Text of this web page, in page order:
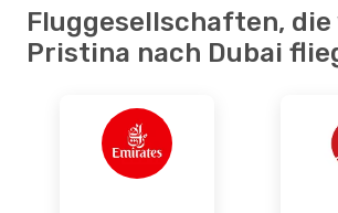
1 Zwischenstopp
DXB- PRN
1 Zwischenstopp
- DXB
Pegasus Airlines
1 Zwischenstopp
- PRN
Fluggesellschaften, die
Pristina nach Dubai